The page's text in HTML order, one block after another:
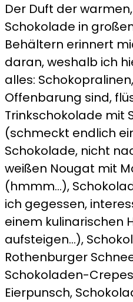
Der Duft der
Schokolade in
Behältern erinnert
daran, weshalb ich
alles:
Offenbarung sind,
Trinkschokolade mit
(schmeckt endlich
Schokolade, nicht
weißen Nougat mit
(hmmm…),
ich gegessen,
einem kulinarischen
aufsteigen…),
Rothenburger
Schokoladen-
Eierpunsch,